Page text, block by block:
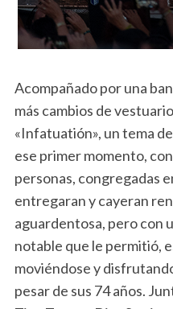
Acompañado por una
más cambios de
«Infatuatión», un tema
ese primer momento,
personas, congregadas
entregaran y cayeran
aguardentosa, pero con
notable que le permitió,
moviéndose y
pesar de sus 74 años.